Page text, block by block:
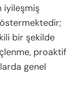
iyileşmiş
bir şekilde
proaktif
genel